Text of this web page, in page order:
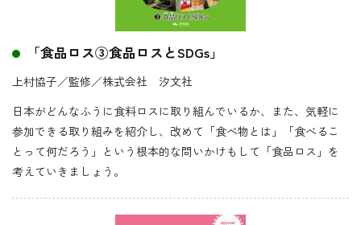
「食品ロス③食品ロスとSDGs」
上村協子／監修／株式会社 汐文社
日本がどんなふうに食料ロスに取り組んでいるか、また、気軽に
参加できる取り組みを紹介し、改めて「食べ物とは」「食べるこ
とって何だろう」という根本的な問いかけもして「食品ロス」を
考えていきましょう。